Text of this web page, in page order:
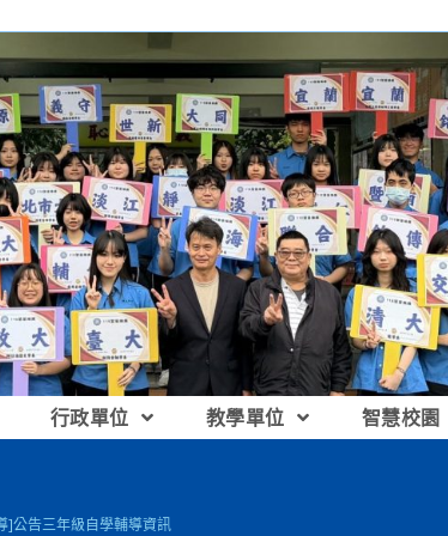
行政單位 教學單位 智慧校園
]公告三年級自學輔導資訊